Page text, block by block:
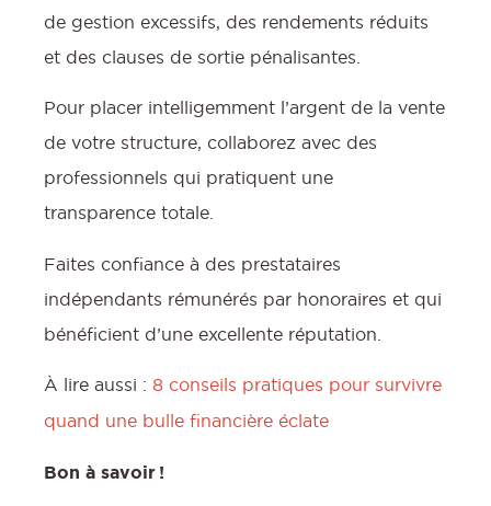
de gestion excessifs, des rendements réduits
et des clauses de sortie pénalisantes.
Pour placer intelligemment l’argent de la vente
de votre structure, collaborez avec des
professionnels qui pratiquent une
transparence totale.
Faites confiance à des prestataires
indépendants rémunérés par honoraires et qui
bénéficient d’une excellente réputation.
À lire aussi : 8 conseils pratiques pour survivre
quand une bulle financière éclate
Bon à savoir !